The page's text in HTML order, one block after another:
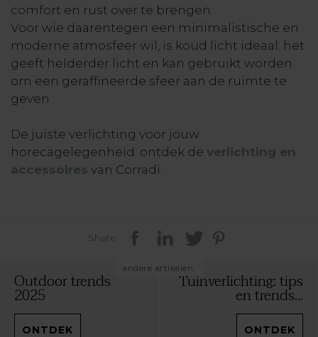
comfort en rust over te brengen.
Voor wie daarentegen een minimalistische en
moderne atmosfeer wil, is koud licht ideaal: het
geeft helderder licht en kan gebruikt worden
om een geraffineerde sfeer aan de ruimte te
geven.
De juiste verlichting voor jouw
horecagelegenheid: ontdek de verlichting en
accessoires van Corradi.
Share
andere artikelen:
Outdoor trends
2025
ONTDEK
Tuinverlichting: tips
en trends...
ONTDEK